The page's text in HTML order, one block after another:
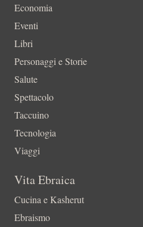
Economia
Eventi
Libri
Personaggi e Storie
Salute
Spettacolo
Taccuino
Tecnologia
Viaggi
Vita Ebraica
Cucina e Kasherut
Ebraismo